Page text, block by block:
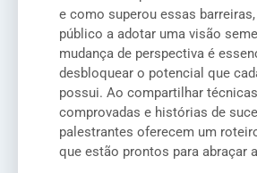
e como superou essas
público a adotar uma visão
mudança de perspectiva é
desbloquear o potencial que
possui. Ao compartilhar técnicas
comprovadas e histórias de
palestrantes oferecem um
que estão prontos para abraçar